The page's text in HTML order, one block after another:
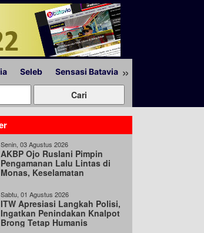
Seleb Sensasi Batavia »
Senin, 03 Agustus 2026
AKBP Ojo Ruslani Pimpin
Pengamanan Lalu Lintas di
Monas, Keselamatan
Sabtu, 01 Agustus 2026
ITW Apresiasi Langkah Polisi,
Ingatkan Penindakan Knalpot
Brong Tetap Humanis